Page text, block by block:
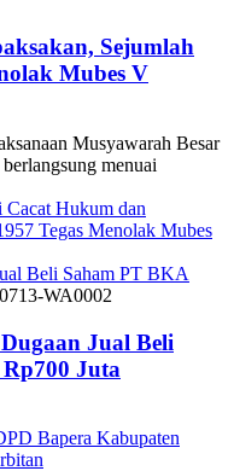
Sejumlah
Mubes V
Musyawarah Besar
menuai
Hukum dan
Tegas Menolak Mubes
Beli Saham PT BKA
Jual Beli
Juta
Bapera Kabupaten